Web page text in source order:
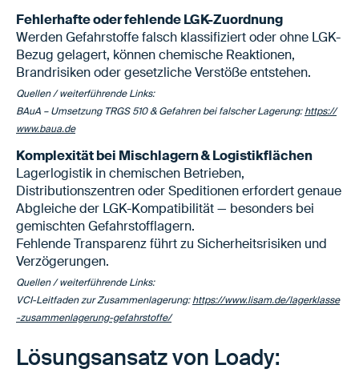
Fehlerhafte oder fehlende LGK-Zuordnung
Werden Gefahrstoffe falsch klassifiziert oder ohne LGK-
Bezug gelagert, können chemische Reaktionen,
Brandrisiken oder gesetzliche Verstöße entstehen.
Quellen / weiterführende Links:
BAuA – Umsetzung TRGS 510 & Gefahren bei falscher Lagerung:https://
www.baua.de
Komplexität bei Mischlagern & Logistikflächen
Lagerlogistik in chemischen Betrieben,
Distributionszentren oder Speditionen erfordert genaue
Abgleiche der LGK-Kompatibilität — besonders bei
gemischten Gefahrstofflagern.
Fehlende Transparenz führt zu Sicherheitsrisiken und
Verzögerungen.
Quellen / weiterführende Links:
VCI-Leitfaden zur Zusammenlagerung:https://www.lisam.de/lagerklasse
-zusammenlagerung-gefahrstoffe/
Lösungsansatz von Loady: